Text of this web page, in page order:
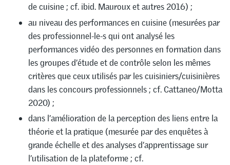
de cuisine ; cf. ibid. Mauroux et autres 2016) ;
au niveau des performances en cuisine (mesurées par
des professionnel-le-s qui ont analysé les
performances vidéo des personnes en formation dans
les groupes d’étude et de contrôle selon les mêmes
critères que ceux utilisés par les cuisiniers/cuisinières
dans les concours professionnels ; cf. Cattaneo/Motta
2020) ;
dans l’amélioration de la perception des liens entre la
théorie et la pratique (mesurée par des enquêtes à
grande échelle et des analyses d’apprentissage sur
l’utilisation de la plateforme ; cf.